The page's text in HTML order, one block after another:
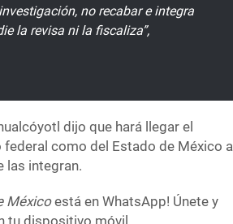
no recabar e integra
la revisa ni la fiscaliza”,
dijo que hará llegar el
como del Estado de México a
las integran.
Méxicoestá en WhatsApp! Únete y
tu dispositivo móvil.